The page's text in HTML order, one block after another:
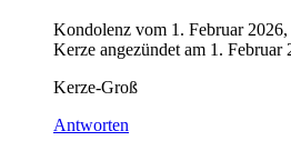
Kondolenz vom 1. Februar
Kerze angezündet am 1. Februar
Kerze-Groß
Antworten